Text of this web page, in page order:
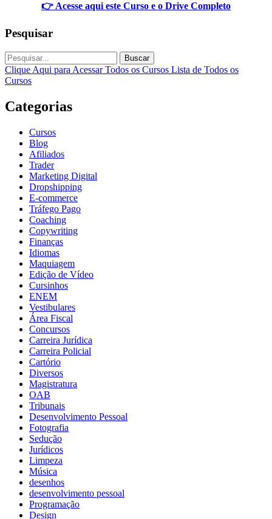
👉 Acesse aqui este Curso e o Drive Completo
Pesquisar
Buscar
Clique Aqui para Acessar Todos os Cursos Lista de Todos os
Cursos
Categorias
Cursos
Blog
Afiliados
Trader
Marketing Digital
Dropshipping
E-commerce
Tráfego Pago
Coaching
Copywriting
Finanças
Idiomas
Maquiagem
Edição de Vídeo
Cursinhos
ENEM
Vestibulares
Área Fiscal
Concursos
Carreira Jurídica
Carreira Policial
Cartório
Diversos
Magistratura
OAB
Tribunais
Desenvolvimento Pessoal
Fotografia
Sedução
Jurídicos
Limpeza
Música
desenhos
desenvolvimento pessoal
Programação
Design